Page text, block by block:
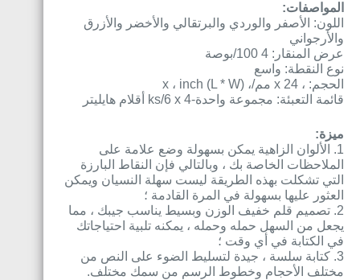
المواصفات:
اللون: الأصفر والوردي والبرتقالي والأخضر والأزرق
والأرجواني
عرض المنقار: 4 100/بوصة
نوع النقطة: واسع
الحجم: ، x 24 مم/، x ، inch (L * W)
قائمة التعبئة: مجموعة واحدة-4 ks/6 x أقلام هايليتر
ميزة:
1. الألوان الزاهية يمكن بسهولة وضع علامة على
الملاحظات الخاصة بك ، وبالتالي فإن النقاط البارزة
التي تشكلت بهذه الطريقة ليست سهلة النسيان ويمكن
العثور عليها بسهولة في المرة القادمة ؛
2. تصميم قلم خفيف الوزن وبسيط يناسب جيبك ، مما
يجعل من السهل حمله وحمله ، يمكنه تلبية احتياجاتك
في الكتابة في أي وقت ؛
3. كتابة سلسة ، جيدة لتسليط الضوء على النص من
مختلف الأحجام وخطوط الرسم من سمك مختلف.